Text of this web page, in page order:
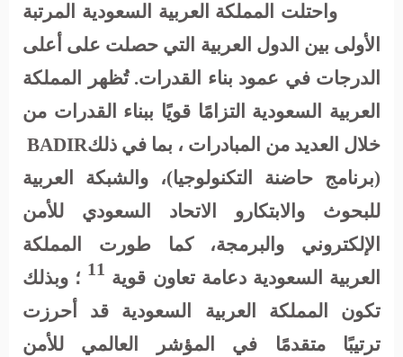
واحتلت المملكة العربية السعودية المرتبة
الأولى بين الدول العربية التي حصلت على أعلى
الدرجات في عمود بناء القدرات. تُظهر المملكة
العربية السعودية التزامًا قويًا ببناء القدرات من
خلال العديد من المبادرات ، بما في ذلكBADIR
(برنامج حاضنة التكنولوجيا)، والشبكة العربية
للبحوث والابتكارو الاتحاد السعودي للأمن
الإلكتروني والبرمجة، كما طورت المملكة
العربية السعودية دعامة تعاون قوية 11 ؛ وبذلك
تكون المملكة العربية السعودية قد أحرزت
ترتيبًا متقدمًا في المؤشر العالمي للأمن